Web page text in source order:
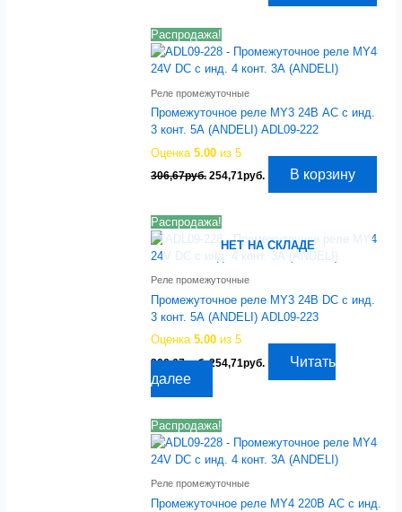
306,67руб..
Распродажа!
Реле промежуточные
Промежуточное реле MY3 24В AC с инд.
3 конт. 5А (ANDELI) ADL09-222
Оценка5.00 из 5
306,67руб. Первоначальная
306,67руб..
254,71руб. ТекущаяВ корзину
Распродажа!
НЕТ НА СКЛАДЕ
Реле промежуточные
Промежуточное реле MY3 24В DC с инд.
3 конт. 5А (ANDELI) ADL09-223
Оценка5.00 из 5
306,67руб.Первоначальная
306,67руб..
254,71руб.
ТекущаяЧитать
далее
Распродажа!
Реле промежуточные
Промежуточное реле MY4 220В AC с инд.